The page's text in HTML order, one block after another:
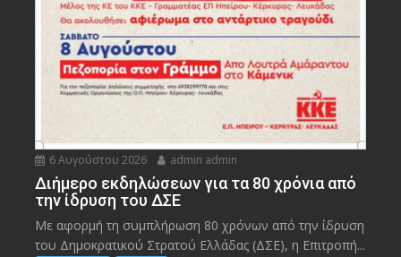
6 Αυγούστου 2026 admin admin
Διήμερο εκδηλώσεων για τα 80 χρόνια από
την ίδρυση του ΔΣΕ
Με αφορμή τη συμπλήρωση 80 χρόνων από την ίδρυση
του Δημοκρατικού Στρατού Ελλάδας (ΔΣΕ), η Επιτροπή...